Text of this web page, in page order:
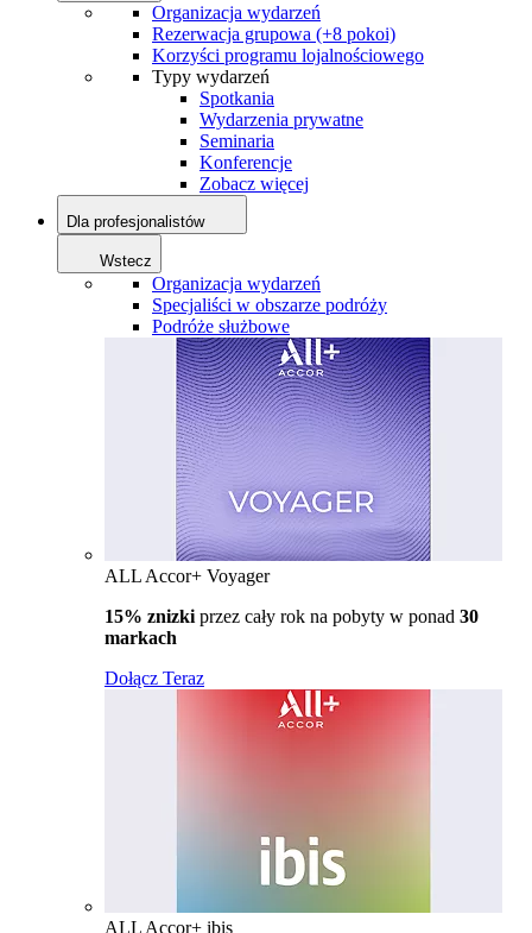
Organizacja wydarzeń
Rezerwacja grupowa (+8 pokoi)
Korzyści programu lojalnościowego
Typy wydarzeń
Spotkania
Wydarzenia prywatne
Seminaria
Konferencje
Zobacz więcej
Dla profesjonalistów
Wstecz
Organizacja wydarzeń
Specjaliści w obszarze podróży
Podróże służbowe
ALL Accor+ Voyager
15% znizki przez cały rok na pobyty w ponad 30
markach
Dołącz Teraz
ALL Accor+ ibis